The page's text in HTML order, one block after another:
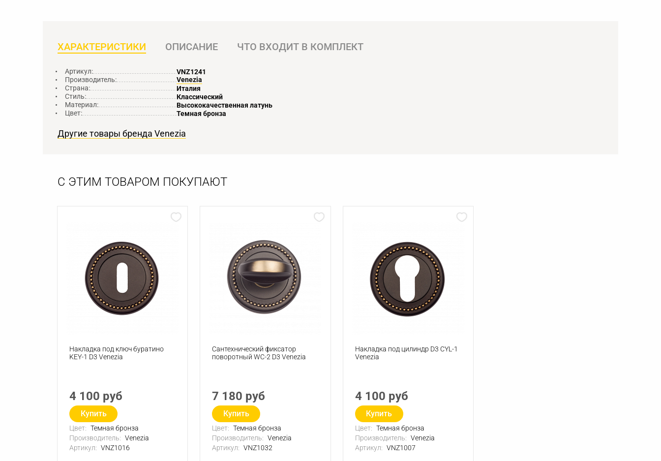
ХАРАКТЕРИСТИКИ ОПИСАНИЕ ЧТО ВХОДИТ В КОМПЛЕКТ
Артикул:
VNZ1241
Производитель:
Venezia
Страна:
Италия
Стиль:
Классический
Материал:
Высококачественная латунь
Цвет:
Темная бронза
Другие товары бренда Venezia
С ЭТИМ ТОВАРОМ ПОКУПАЮТ
Накладка под ключ буратино
KEY-1 D3 Venezia
4 100 руб
Купить
Цвет: Темная бронза
Производитель: Venezia
Артикул: VNZ1016
Сантехнический фиксатор
поворотный WC-2 D3 Venezia
7 180 руб
Купить
Цвет: Темная бронза
Производитель: Venezia
Артикул: VNZ1032
Накладка под цилиндр D3 CYL-1
Venezia
4 100 руб
Купить
Цвет: Темная бронза
Производитель: Venezia
Артикул: VNZ1007